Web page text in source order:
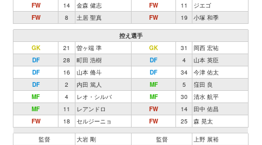
FW
14 金森 健志 FW 11
ジエゴ
FW
8 土居 聖真 FW 19 小塚 和季
控え選手
GK
21 曽ヶ端 準 GK 31
岡西 宏祐
DF
28 町田 浩樹 DF 4
山本 英臣
DF
16 山本 脩斗 DF 34
今津 佑太
DF
2 内田 篤人 MF 5
窪田 良
MF
4 レオ・シルバ MF 30
清水 航平
MF
11 レアンドロ FW 14
田中 佑昌
FW
18 セルジーニョ FW 25 森 晃太
監督 大岩 剛 監督 上野 展裕